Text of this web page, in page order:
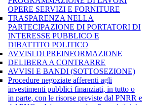
OPERE SERVIZI E FORNITURE
TRASPARENZA NELLA
PARTECIPAZIONE DI PORTATORI DI
INTERESSE PUBBLICO E
DIBATTITO POLITICO
AVVISI DI PREINFORMAZIONE
DELIBERA A CONTRARRE
AVVISI E BANDI (SOTTOSEZIONE)
Procedure negoziate afferenti agli
investimenti pubblici finanziati, in tutto o
in parte, con le risorse previste dal PNRR e